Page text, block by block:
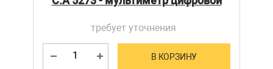
требует уточнения
В КОРЗИНУ